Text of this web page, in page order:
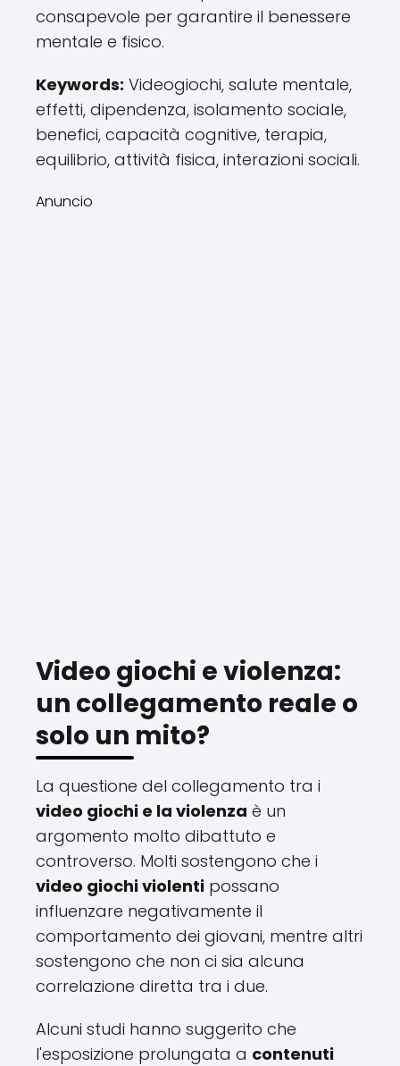
consapevole per garantire il benessere
mentale e fisico.
Keywords: Videogiochi, salute mentale,
effetti, dipendenza, isolamento sociale,
benefici, capacità cognitive, terapia,
equilibrio, attività fisica, interazioni sociali.
Anuncio
Video giochi e violenza:
un collegamento reale o
solo un mito?
La questione del collegamento tra i
video giochi e la violenza è un
argomento molto dibattuto e
controverso. Molti sostengono che i
video giochi violenti possano
influenzare negativamente il
comportamento dei giovani, mentre altri
sostengono che non ci sia alcuna
correlazione diretta tra i due.
Alcuni studi hanno suggerito che
l'esposizione prolungata a contenuti